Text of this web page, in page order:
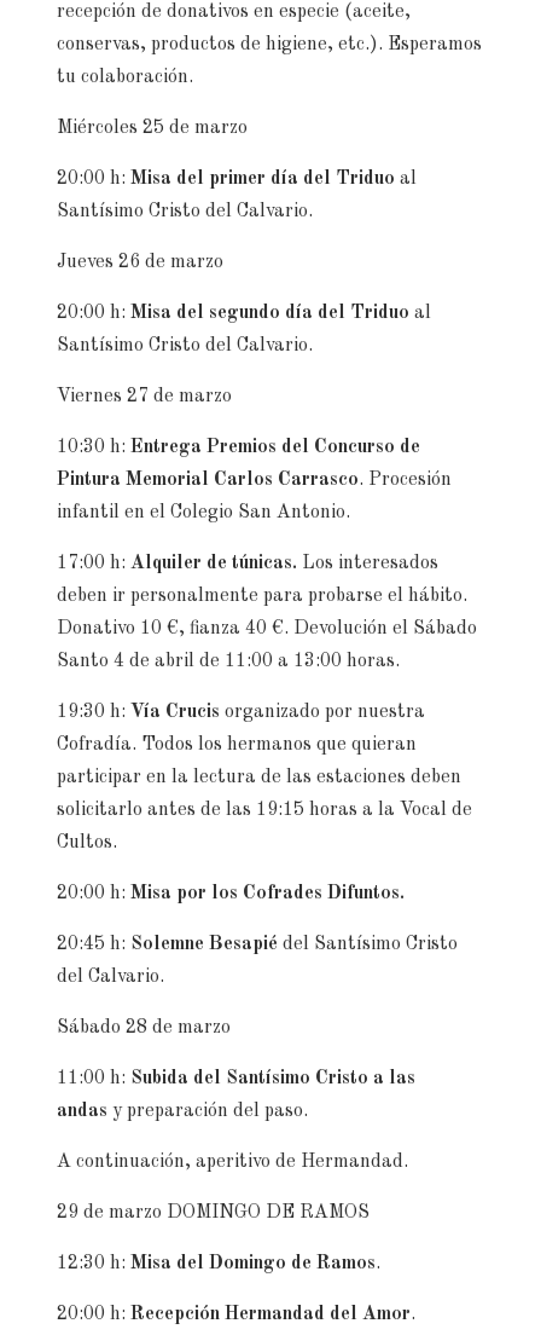
recepción de donativos en especie (aceite,
conservas, productos de higiene, etc.). Esperamos
tu colaboración.
Miércoles 25 de marzo
20:00 h: Misa del primer día del Triduo al
Santísimo Cristo del Calvario.
Jueves 26 de marzo
20:00 h: Misa del segundo día del Triduo al
Santísimo Cristo del Calvario.
Viernes 27 de marzo
10:30 h: Entrega Premios del Concurso de
Pintura Memorial Carlos Carrasco. Procesión
infantil en el Colegio San Antonio.
17:00 h: Alquiler de túnicas. Los interesados
deben ir personalmente para probarse el hábito.
Donativo 10 €, fianza 40 €. Devolución el Sábado
Santo 4 de abril de 11:00 a 13:00 horas.
19:30 h: Vía Crucis organizado por nuestra
Cofradía. Todos los hermanos que quieran
participar en la lectura de las estaciones deben
solicitarlo antes de las 19:15 horas a la Vocal de
Cultos.
20:00 h: Misa por los Cofrades Difuntos.
20:45 h: Solemne Besapié del Santísimo Cristo
del Calvario.
Sábado 28 de marzo
11:00 h: Subida del Santísimo Cristo a las
andas y preparación del paso.
A continuación, aperitivo de Hermandad.
29 de marzo DOMINGO DE RAMOS
12:30 h: Misa del Domingo de Ramos.
20:00 h: Recepción Hermandad del Amor.